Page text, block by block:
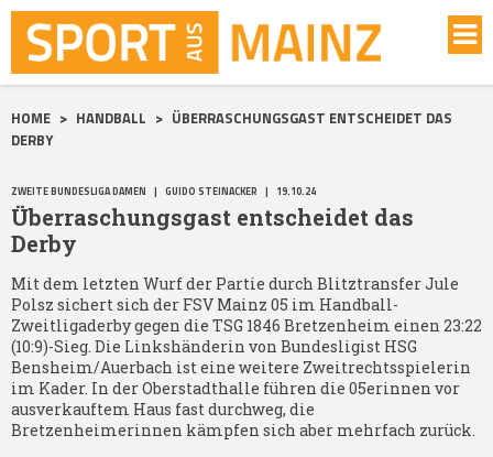
HOME > HANDBALL > ÜBERRASCHUNGSGAST ENTSCHEIDET DAS
DERBY
ZWEITE BUNDESLIGA DAMEN | GUIDO STEINACKER | 19.10.24
Überraschungsgast entscheidet das
Derby
Mit dem letzten Wurf der Partie durch Blitztransfer Jule
Polsz sichert sich der FSV Mainz 05 im Handball-
Zweitligaderby gegen die TSG 1846 Bretzenheim einen 23:22
(10:9)-Sieg. Die Linkshänderin von Bundesligist HSG
Bensheim/Auerbach ist eine weitere Zweitrechtsspielerin
im Kader. In der Oberstadthalle führen die 05erinnen vor
ausverkauftem Haus fast durchweg, die
Bretzenheimerinnen kämpfen sich aber mehrfach zurück.